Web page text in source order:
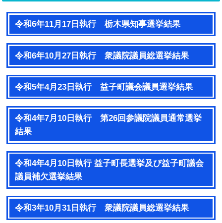
令和6年11月17日執行 栃木県知事選挙結果
令和6年10月27日執行 衆議院議員総選挙結果
令和5年4月23日執行 益子町議会議員選挙結果
令和4年7月10日執行 第26回参議院議員通常選挙
結果
令和4年4月10日執行 益子町長選挙及び益子町議会
議員補欠選挙結果
令和3年10月31日執行 衆議院議員総選挙結果